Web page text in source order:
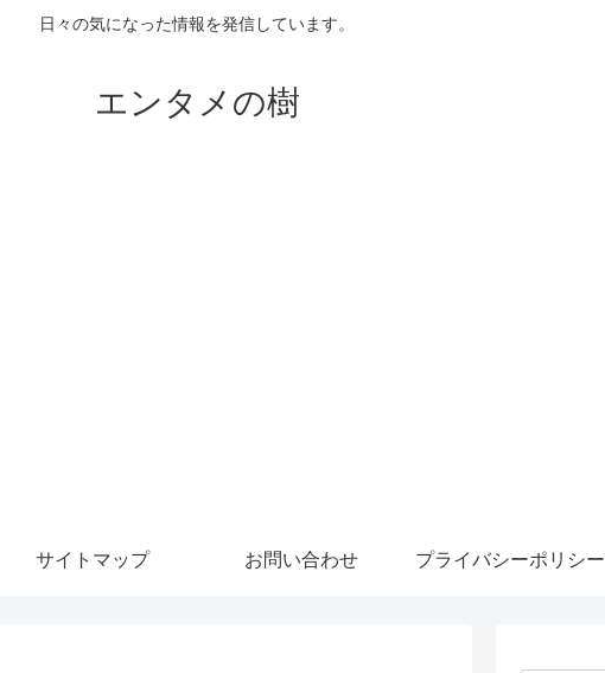
日々の気になった情報を発信しています。
エンタメの樹
サイトマップ お問い合わせ プライバシーポリシー